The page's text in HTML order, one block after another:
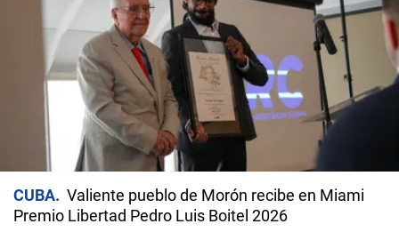
CUBA
Valiente pueblo de Morón recibe en Miami
Premio Libertad Pedro Luis Boitel 2026